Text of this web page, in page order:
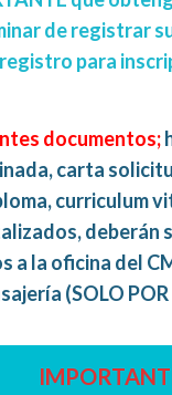
de registrar
para
documentos;
carta
curriculum
deberán
a la oficina del
(SOLO